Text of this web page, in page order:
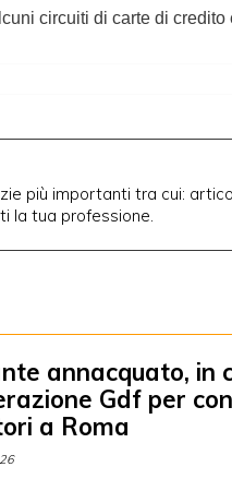
circuiti di carte di credito
più importanti tra cui:
la tua professione.
annacquato, in
Gdf per
a Roma